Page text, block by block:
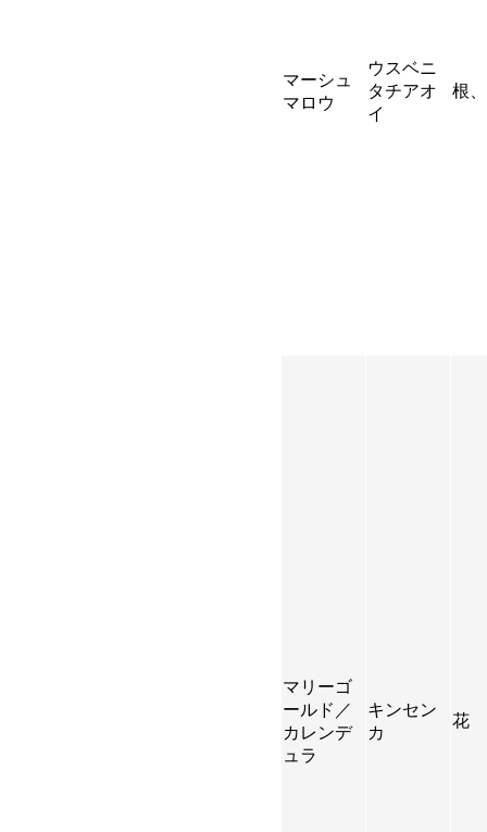
マーシュ
マロウ
ウスベニ
タチアオ
イ
根
マリーゴ
ールド／
カレンデ
ュラ
キンセン
カ
花